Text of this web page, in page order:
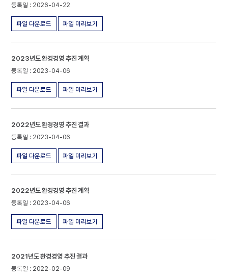
시
글
목
록
2026-04-22
파일 다운로드 파일 미리보기
2023년도 환경경영 추진 계획
2023-04-06
파일 다운로드 파일 미리보기
2022년도 환경경영 추진 결과
2023-04-06
파일 다운로드 파일 미리보기
2022년도 환경경영 추진 계획
2023-04-06
파일 다운로드 파일 미리보기
2021년도 환경경영 추진 결과
2022-02-09